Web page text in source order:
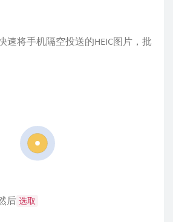
速将手机隔空投送的HEIC图片，批
后 选取